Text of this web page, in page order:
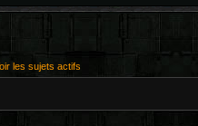
les sujets actifs